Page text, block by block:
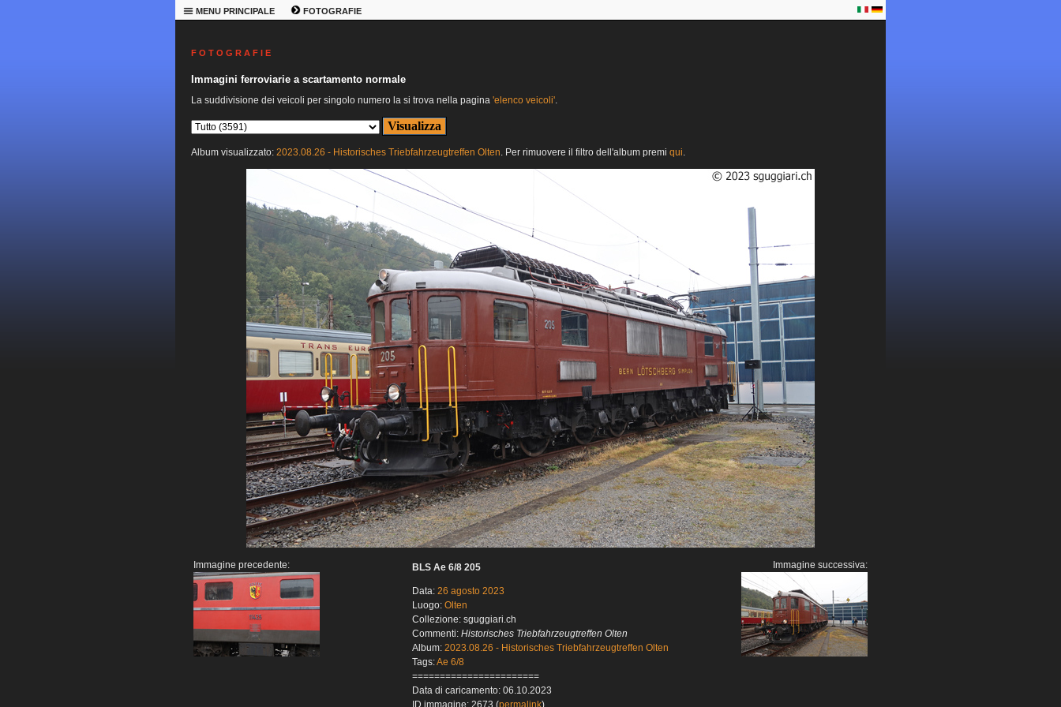
MENU PRINCIPALE FOTOGRAFIE
F O T O G R A F I E
Immagini ferroviarie a scartamento normale
La suddivisione dei veicoli per singolo numero la si trova nella pagina 'elenco veicoli'.
Album visualizzato: 2023.08.26 - Historisches Triebfahrzeugtreffen Olten. Per rimuovere il filtro dell'album premi qui.
Immagine precedente: BLS Ae 6/8 205
Data: 26 agosto 2023
Luogo: Olten
Collezione: sguggiari.ch
Commenti: Historisches Triebfahrzeugtreffen Olten
Album: 2023.08.26 - Historisches Triebfahrzeugtreffen Olten
Tags:Ae 6/8
=======================
Data di caricamento: 06.10.2023
Immagine successiva: